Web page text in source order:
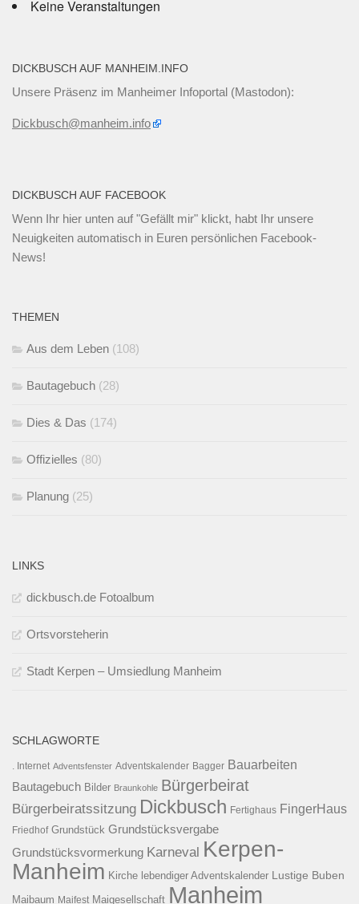
Keine Veranstaltungen
DICKBUSCH AUF MANHEIM.INFO
Unsere Präsenz im Manheimer Infoportal (Mastodon):
Dickbusch@manheim.info
DICKBUSCH AUF FACEBOOK
Wenn Ihr hier unten auf "Gefällt mir" klickt, habt Ihr unsere
Neuigkeiten automatisch in Euren persönlichen Facebook-
News!
THEMEN
Aus dem Leben (108)
Bautagebuch (28)
Dies & Das (174)
Offizielles (80)
Planung (25)
LINKS
dickbusch.de Fotoalbum
Ortsvorsteherin
Stadt Kerpen – Umsiedlung Manheim
SCHLAGWORTE
. Internet Adventsfenster Adventskalender Bagger Bauarbeiten
Bautagebuch Bilder Braunkohle Bürgerbeirat
Bürgerbeiratssitzung Dickbusch Fertighaus FingerHaus
Friedhof Grundstück Grundstücksvergabe
Grundstücksvormerkung Karneval Kerpen-
Manheim Kirche lebendiger Adventskalender Lustige Buben
Maibaum Maifest Maigesellschaft Manheim